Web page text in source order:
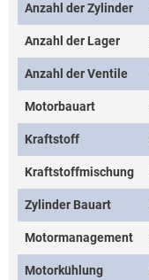
Anzahl der Zylinder
Anzahl der Lager
Anzahl der Ventile
Motorbauart
Kraftstoff
Kraftstoffmischung
Zylinder Bauart
Motormanagement
Motorkühlung